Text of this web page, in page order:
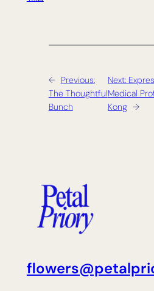
← Previous:
The Thoughtful
Bunch
Next:
Medical
Kong →